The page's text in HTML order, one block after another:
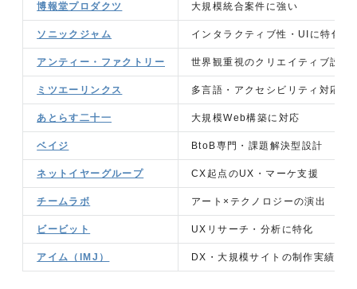
博報堂プロダクツ 大規模統合案件に強い
ソニックジャム インタラクティブ性・UIに特化
アンティー・ファクトリー 世界観重視のクリエイティブ設計
ミツエーリンクス 多言語・アクセシビリティ対応
あとらす二十一 大規模Web構築に対応
ベイジ BtoB専門・課題解決型設計
ネットイヤーグループ CX起点のUX・マーケ支援
チームラボ アート×テクノロジーの演出
ビービット UXリサーチ・分析に特化
アイム（IMJ） DX・大規模サイトの制作実績多数